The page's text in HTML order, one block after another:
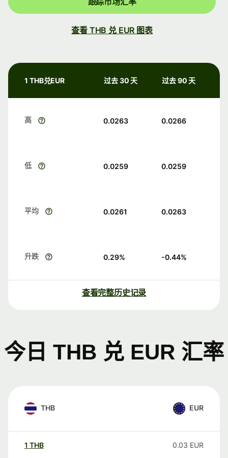
查看 THB 兑 EUR 图表
1 THB兑EUR 过去 30 天 过去 90 天
高 0.0263 0.0266
低 0.0259 0.0259
平均 0.0261 0.0263
升跌 0.29% -0.44%
查看完整历史记录
今日 THB 兑 EUR 汇率
THB EUR
1 THB 0.03 EUR